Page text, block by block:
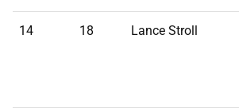
14 18 Lance Stroll